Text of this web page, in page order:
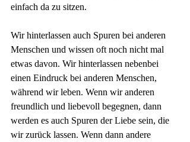
einfach da zu sitzen.
Wir hinterlassen auch Spuren bei anderen
Menschen und wissen oft noch nicht mal
etwas davon. Wir hinterlassen nebenbei
einen Eindruck bei anderen Menschen,
während wir leben. Wenn wir anderen
freundlich und liebevoll begegnen, dann
werden es auch Spuren der Liebe sein, die
wir zurück lassen. Wenn dann andere